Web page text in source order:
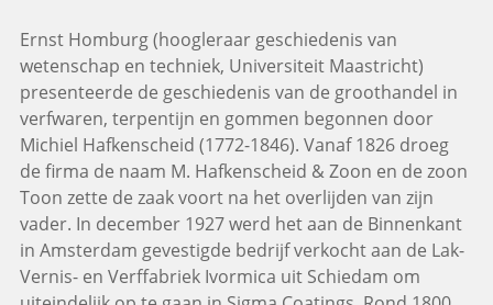
Ernst Homburg (hoogleraar geschiedenis van
wetenschap en techniek, Universiteit Maastricht)
presenteerde de geschiedenis van de groothandel in
verfwaren, terpentijn en gommen begonnen door
Michiel Hafkenscheid (1772-1846). Vanaf 1826 droeg
de firma de naam M. Hafkenscheid & Zoon en de zoon
Toon zette de zaak voort na het overlijden van zijn
vader. In december 1927 werd het aan de Binnenkant
in Amsterdam gevestigde bedrijf verkocht aan de Lak-
Vernis- en Verffabriek Ivormica uit Schiedam om